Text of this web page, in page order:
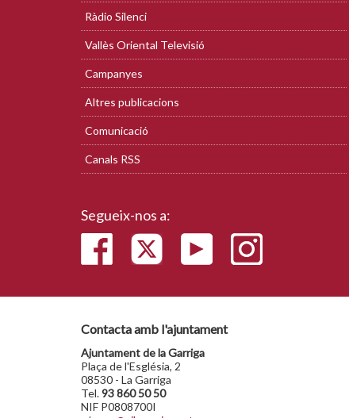
Ràdio Silenci
Vallès Oriental Televisió
Campanyes
Altres publicacions
Comunicació
Canals RSS
Segueix-nos a:
Contacta amb l'ajuntament
Ajuntament de la Garriga
Plaça de l'Església, 2
08530 - La Garriga
Tel.93 860 50 50
NIF P0808700I